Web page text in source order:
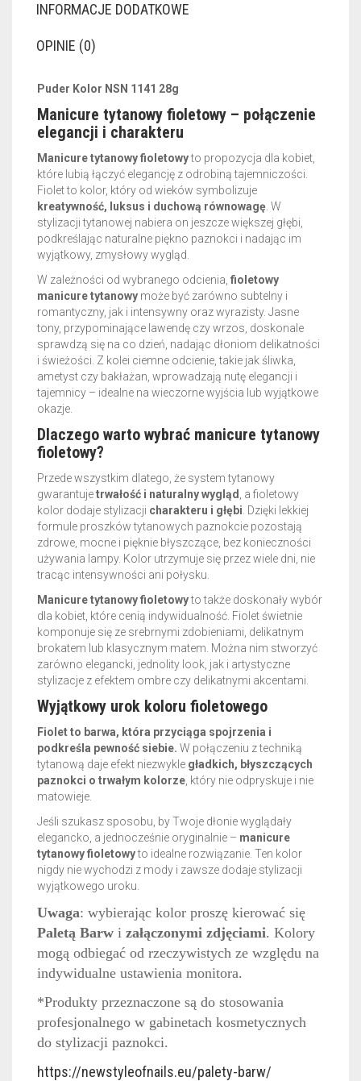
INFORMACJE DODATKOWE
OPINIE (0)
Puder Kolor NSN 1141 28g
Manicure tytanowy fioletowy – połączenie
elegancji i charakteru
Manicure tytanowy fioletowyto propozycja dla kobiet,
które lubią łączyć elegancję z odrobiną tajemniczości.
Fiolet to kolor, który od wieków symbolizuje
kreatywność, luksus i duchową równowagę . W
stylizacji tytanowej nabiera on jeszcze większej głębi,
podkreślając naturalne piękno paznokci i nadając im
wyjątkowy, zmysłowy wygląd.
W zależności od wybranego odcienia, fioletowy
manicure tytanowy może być zarówno subtelny i
romantyczny, jak i intensywny oraz wyrazisty. Jasne
tony, przypominające lawendę czy wrzos, doskonale
sprawdzą się na co dzień, nadając dłoniom delikatności
i świeżości. Z kolei ciemne odcienie, takie jak śliwka,
ametyst czy bakłażan, wprowadzają nutę elegancji i
tajemnicy – idealne na wieczorne wyjścia lub wyjątkowe
okazje.
Dlaczego warto wybrać manicure tytanowy
fioletowy?
Przede wszystkim dlatego, że system tytanowy
gwarantujetrwałość i naturalny wygląd
, a fioletowy
kolor dodaje stylizacji charakteru i głębi . Dzięki lekkiej
formule proszków tytanowych paznokcie pozostają
zdrowe, mocne i pięknie błyszczące, bez konieczności
używania lampy. Kolor utrzymuje się przez wiele dni, nie
tracąc intensywności ani połysku.
Manicure tytanowy fioletowyto także doskonały wybór
dla kobiet, które cenią indywidualność. Fiolet świetnie
komponuje się ze srebrnymi zdobieniami, delikatnym
brokatem lub klasycznym matem. Można nim stworzyć
zarówno elegancki, jednolity look, jak i artystyczne
stylizacje z efektem ombre czy delikatnymi akcentami.
Wyjątkowy urok koloru fioletowego
Fiolet to barwa, która przyciąga spojrzenia i
podkreśla pewność siebie. W połączeniu z techniką
tytanową daje efekt niezwykle gładkich, błyszczących
paznokci o trwałym kolorze , który nie odpryskuje i nie
matowieje.
Jeśli szukasz sposobu, by Twoje dłonie wyglądały
elegancko, a jednocześnie oryginalnie – manicure
tytanowy fioletowyto idealne rozwiązanie. Ten kolor
nigdy nie wychodzi z mody i zawsze dodaje stylizacji
wyjątkowego uroku.
Uwaga: wybierając kolor proszę kierować się
Paletą Barw i załączonymi zdjęciami. Kolory
mogą odbiegać od rzeczywistych ze względu na
indywidualne ustawienia monitora.
*Produkty przeznaczone są do stosowania
profesjonalnego w gabinetach kosmetycznych
do stylizacji paznokci.
https://newstyleofnails.eu/palety-barw/